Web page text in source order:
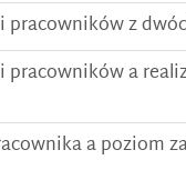
pracowników z
pracowników a
a poziom